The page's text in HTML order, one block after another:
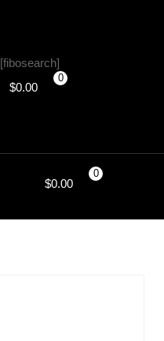
[fibosearch]
$0.00
0
$0.00
0